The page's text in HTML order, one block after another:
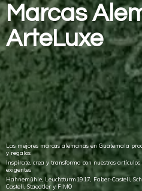
Marcas
ArteLuxe
Las mejores marcas alemanas en Guatemala
y regalos
Inspírate, crea y transforma con nuestros
exigentes
Hahnemühle, Leuchtturm1917, Faber-Castell,
Castell, Staedtler y FIMO